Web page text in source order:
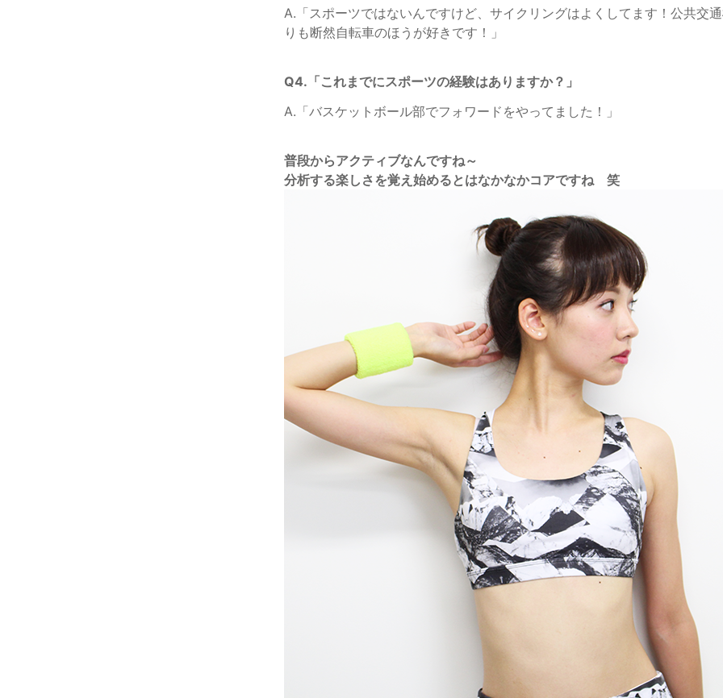
A.「スポーツではないんですけど、サイクリングはよくしてます！公共交
りも断然自転車のほうが好きです！」
Q4.「これまでにスポーツの経験はありますか？」
A.「バスケットボール部でフォワードをやってました！」
普段からアクティブなんですね～
分析する楽しさを覚え始めるとはなかなかコアですね 笑